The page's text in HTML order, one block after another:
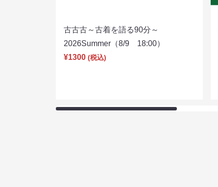
古古古～古着を語る90分～
2026Summer（8/9 18:00）
¥1300 (税込)